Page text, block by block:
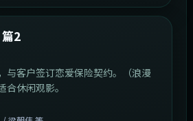
2
与客户签订恋爱保险契约。（浪漫
休闲观影。